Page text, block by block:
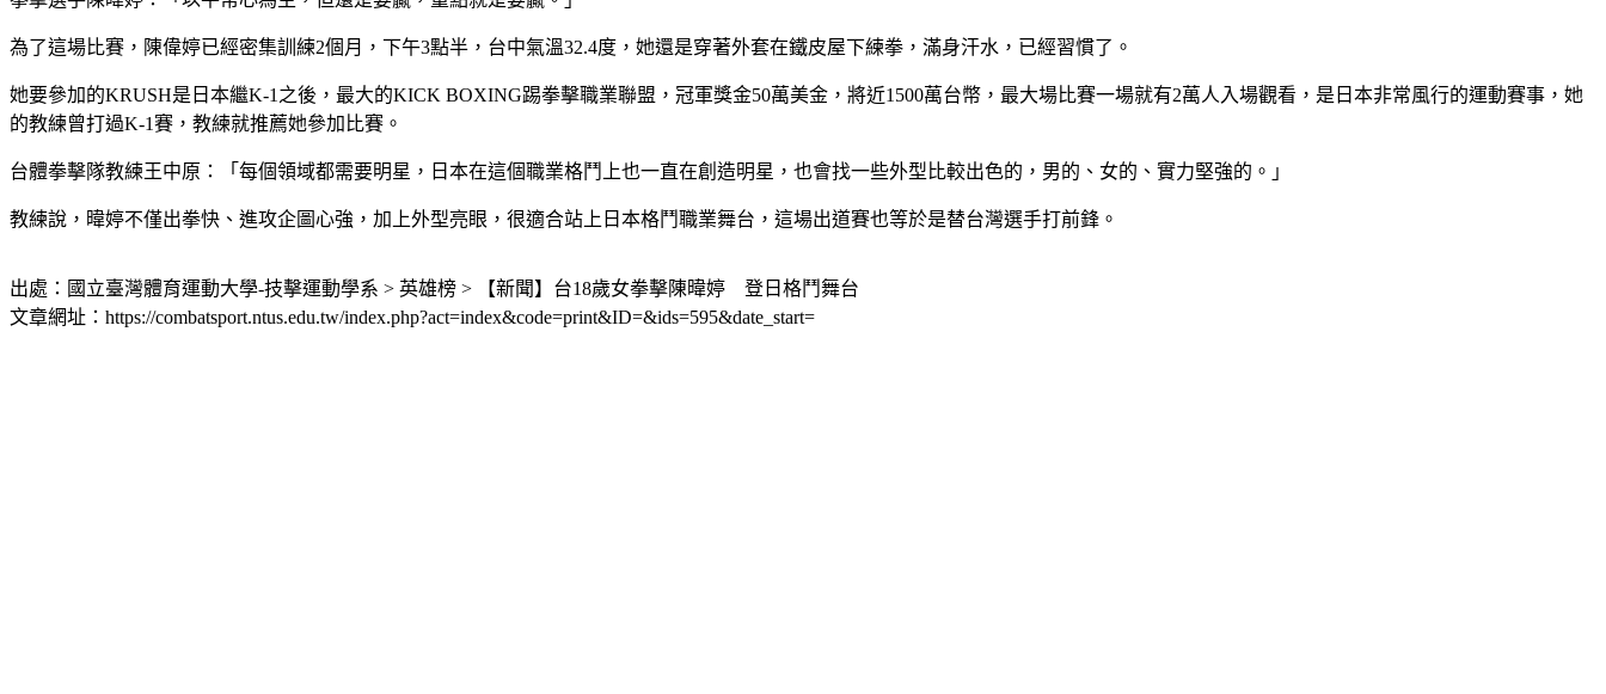
為了這場比賽，陳偉婷已經密集訓練2個月，下午3點半，台中氣溫32.4度，她還是穿著外套在鐵皮屋下練拳，滿身汗水，已經習慣了。
她要參加的KRUSH是日本繼K-1之後，最大的KICK BOXING踢拳擊職業聯盟，冠軍獎金50萬美金，將近1500萬台幣，最大場比賽一場就有2萬人入場觀看，是日本非常風行的運動賽事，她
的教練曾打過K-1賽，教練就推薦她參加比賽。
台體拳擊隊教練王中原：「每個領域都需要明星，日本在這個職業格鬥上也一直在創造明星，也會找一些外型比較出色的，男的、女的、實力堅強的。」
教練說，暐婷不僅出拳快、進攻企圖心強，加上外型亮眼，很適合站上日本格鬥職業舞台，這場出道賽也等於是替台灣選手打前鋒。
出處：國立臺灣體育運動大學-技擊運動學系 > 英雄榜 > 【新聞】台18歲女拳擊陳暐婷 登日格鬥舞台
文章網址：https://combatsport.ntus.edu.tw/index.php?act=index&code=print&ID=&ids=595&date_start=